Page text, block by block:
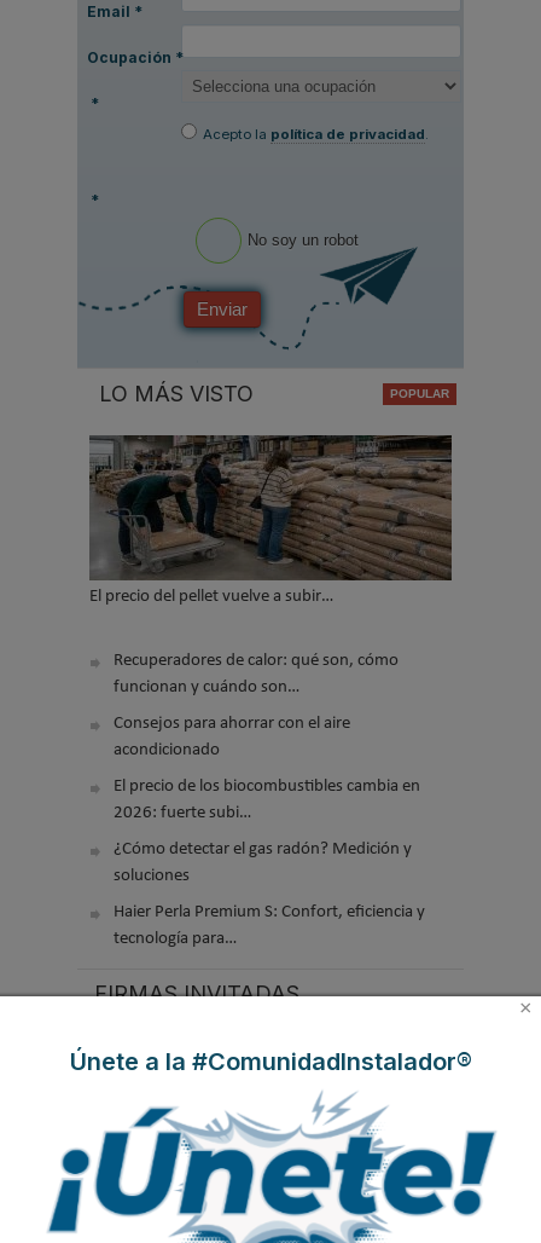
Email *
Ocupación *
*
Acepto la política de privacidad.
*
No soy un robot
Enviar
LO MÁS VISTO
El precio del pellet vuelve a subir…
Recuperadores de calor: qué son, cómo
funcionan y cuándo son…
Consejos para ahorrar con el aire
acondicionado
El precio de los biocombustibles cambia en
2026: fuerte subi…
¿Cómo detectar el gas radón? Medición y
soluciones
Haier Perla Premium S: Confort, eficiencia y
tecnología para…
FIRMAS INVITADAS
José Luis
Gutiérrez
Villanueva
Manuel Herrero
Fuerte
Ernesto
Sanguinetti
×
Únete a la #ComunidadInstalador®